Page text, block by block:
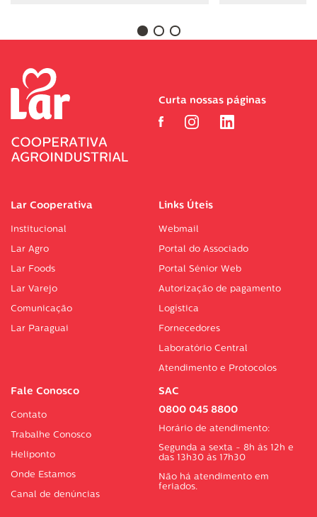
Lar Cooperativa
Institucional
Lar Agro
Lar Foods
Lar Varejo
Comunicação
Lar Paraguai
Links Úteis
Webmail
Portal do Associado
Portal Sénior Web
Autorização de pagamento
Logística
Fornecedores
Laboratório Central
Atendimento e Protocolos
Fale Conosco
Contato
Trabalhe Conosco
Heliponto
Onde Estamos
Canal de denúncias
SAC
0800 045 8800
Horário de atendimento:
Segunda a sexta - 8h às 12h e
das 13h30 às 17h30
Não há atendimento em
feriados.
Curta nossas páginas